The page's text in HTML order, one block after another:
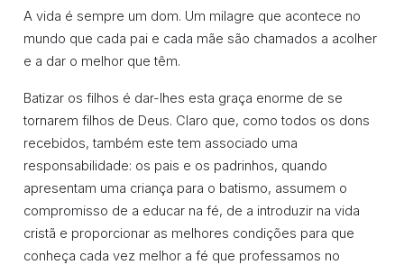
A vida é sempre um dom. Um milagre que acontece no
mundo que cada pai e cada mãe são chamados a acolher
e a dar o melhor que têm.
Batizar os filhos é dar-lhes esta graça enorme de se
tornarem filhos de Deus. Claro que, como todos os dons
recebidos, também este tem associado uma
responsabilidade: os pais e os padrinhos, quando
apresentam uma criança para o batismo, assumem o
compromisso de a educar na fé, de a introduzir na vida
cristã e proporcionar as melhores condições para que
conheça cada vez melhor a fé que professamos no